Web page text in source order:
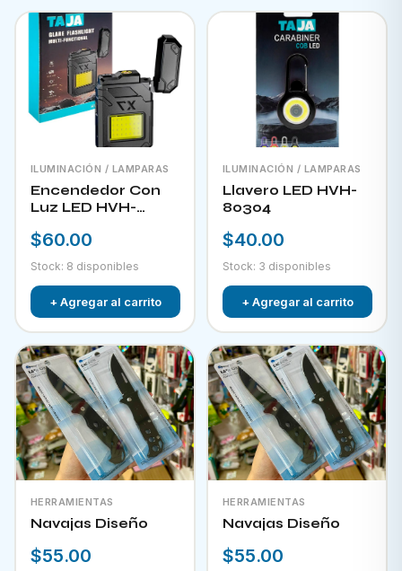
ILUMINACIÓN / LAMPARAS
Encendedor Con
Luz LED HVH-
$60.00
Stock: 8 disponibles
+ Agregar al carrito
ILUMINACIÓN / LAMPARAS
Llavero LED HVH-
80304
$40.00
Stock: 3 disponibles
+ Agregar al carrito
HERRAMIENTAS
Navajas Diseño
$55.00
HERRAMIENTAS
Navajas Diseño
$55.00